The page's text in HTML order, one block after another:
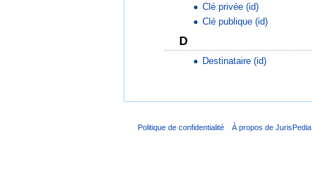
Clé privée (id)
Clé publique (id)
D
Destinataire (id)
Politique de confidentialité À propos de JurisPedia